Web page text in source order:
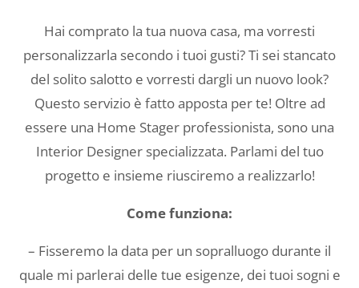
Hai comprato la tua nuova casa, ma vorresti
personalizzarla secondo i tuoi gusti? Ti sei stancato
del solito salotto e vorresti dargli un nuovo look?
Questo servizio è fatto apposta per te! Oltre ad
essere una Home Stager professionista, sono una
Interior Designer specializzata. Parlami del tuo
progetto e insieme riusciremo a realizzarlo!
Come funziona:
– Fisseremo la data per un sopralluogo durante il
quale mi parlerai delle tue esigenze, dei tuoi sogni e